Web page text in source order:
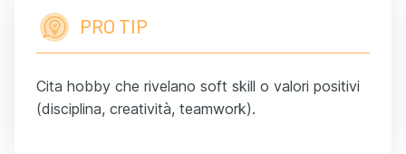
PRO TIP
Cita hobby che rivelano soft skill o valori positivi
(disciplina, creatività, teamwork).